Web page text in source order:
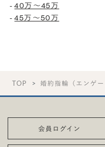
-40万〜45万
-45万〜50万
TOP 婚約指輪（エンゲ
会員ログイン